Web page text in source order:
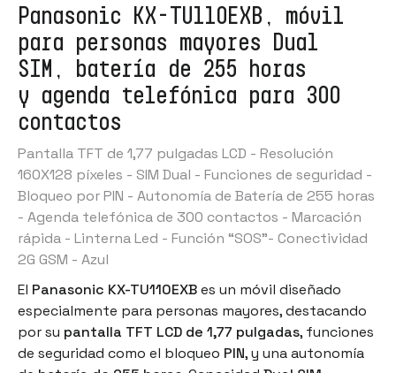
Panasonic KX-TU110EXB, móvil
para personas mayores Dual
SIM, batería de 255 horas
y agenda telefónica para 300
contactos
Pantalla TFT de 1,77 pulgadas LCD - Resolución
160X128 píxeles - SIM Dual - Funciones de seguridad -
Bloqueo por PIN - Autonomía de Batería de 255 horas
- Agenda telefónica de 300 contactos - Marcación
rápida - Linterna Led - Función “SOS”- Conectividad
2G GSM - Azul
El Panasonic KX-TU110EXBes un móvil diseñado
especialmente para personas mayores, destacando
por su pantalla TFT LCD de 1,77 pulgadas, funciones
de seguridad como el bloqueo PIN, y una autonomía